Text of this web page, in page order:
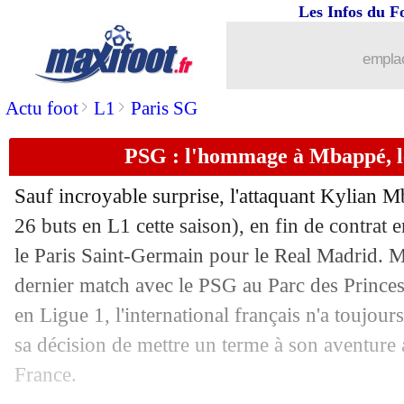
Actu foot> L1 > Paris SG
Les Infos du
PSG : l'hommage à Mbappé,
Sauf incroyable surprise, l'attaquant Kylian
26 buts en L1 cette saison), en fin de contrat
le Paris Saint-Germain pour le Real Madrid.
dernier match avec le PSG au Parc des
en Ligue 1, l'international français n'a
sa décision de mettre un terme à son
France.
Portugal : Mourinho admet une
09/05 Barça: Cubarsi a bien prolongé
09/05 Troyes: les 4 joueurs mis à pied
09/05 Bayern : une première depuis 12 ans
09/05 PSG : des doutes de la part de Simons
09/05 Real : Joselu, la belle histoire
09/05 Reims